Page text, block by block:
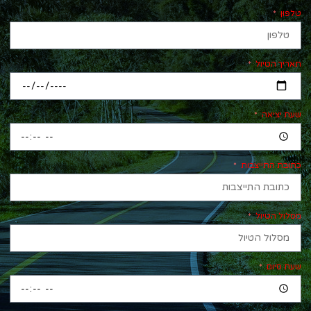
טלפון
תאריך הטיול
שעת יציאה
כתובת התייצבות
מסלול הטיול
שעת סיום